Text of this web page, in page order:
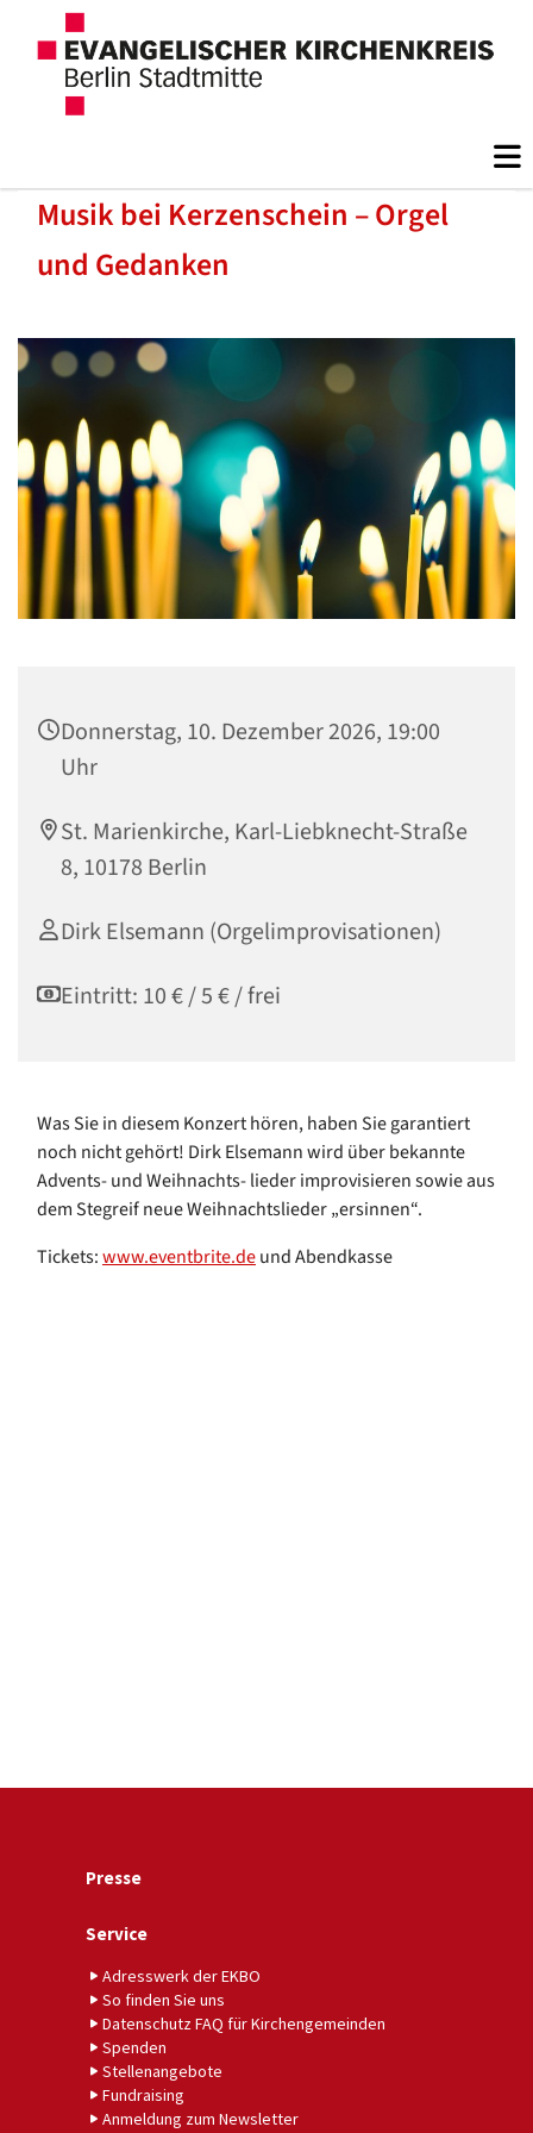
Musik bei Kerzenschein – Orgel
und Gedanken
Donnerstag, 10. Dezember 2026, 19:00
Uhr
St. Marienkirche, Karl-Liebknecht-Straße
8, 10178 Berlin
Dirk Elsemann (Orgelimprovisationen)
Eintritt: 10 € / 5 € / frei
Was Sie in diesem Konzert hören, haben Sie garantiert
noch nicht gehört! Dirk Elsemann wird über bekannte
Advents- und Weihnachts- lieder improvisieren sowie aus
dem Stegreif neue Weihnachtslieder „ersinnen“.
Tickets:www.eventbrite.deund Abendkasse
Presse
Service
Adresswerk der EKBO
So finden Sie uns
Datenschutz FAQ für Kirchengemeinden
Spenden
Stellenangebote
Fundraising
Anmeldung zum Newsletter